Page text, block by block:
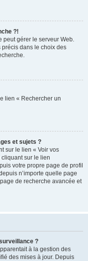
?!
peut gérer le serveur Web.
dans le choix des
lien « Rechercher un
et sujets ?
sur le lien « Voir vos
sur le lien
votre propre page de profil
n’importe quelle page
de recherche avancée et
?
à la gestion des
des mises à jour. Depuis